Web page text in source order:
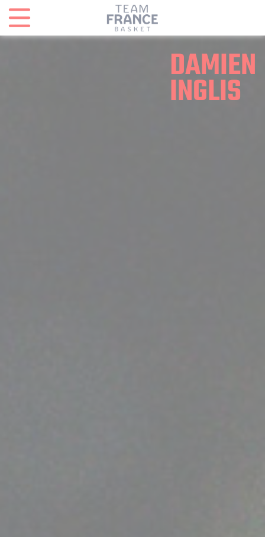
DAMIEN
INGLIS
Panneau de gestion des cookies